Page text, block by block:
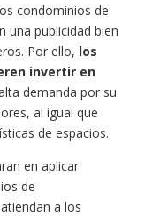
condominios de
una publicidad bien
Por ello, los
invertir en
demanda por su
al igual que
de espacios.
en aplicar
de
a los